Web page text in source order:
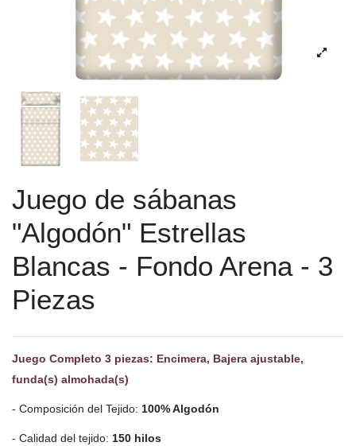
Juego de sábanas
"Algodón" Estrellas
Blancas - Fondo Arena - 3
Piezas
Juego Completo 3 piezas: Encimera, Bajera ajustable,
funda(s) almohada(s)
- Composición del Tejido: 100% Algodón
- Calidad del tejido: 150 hilos